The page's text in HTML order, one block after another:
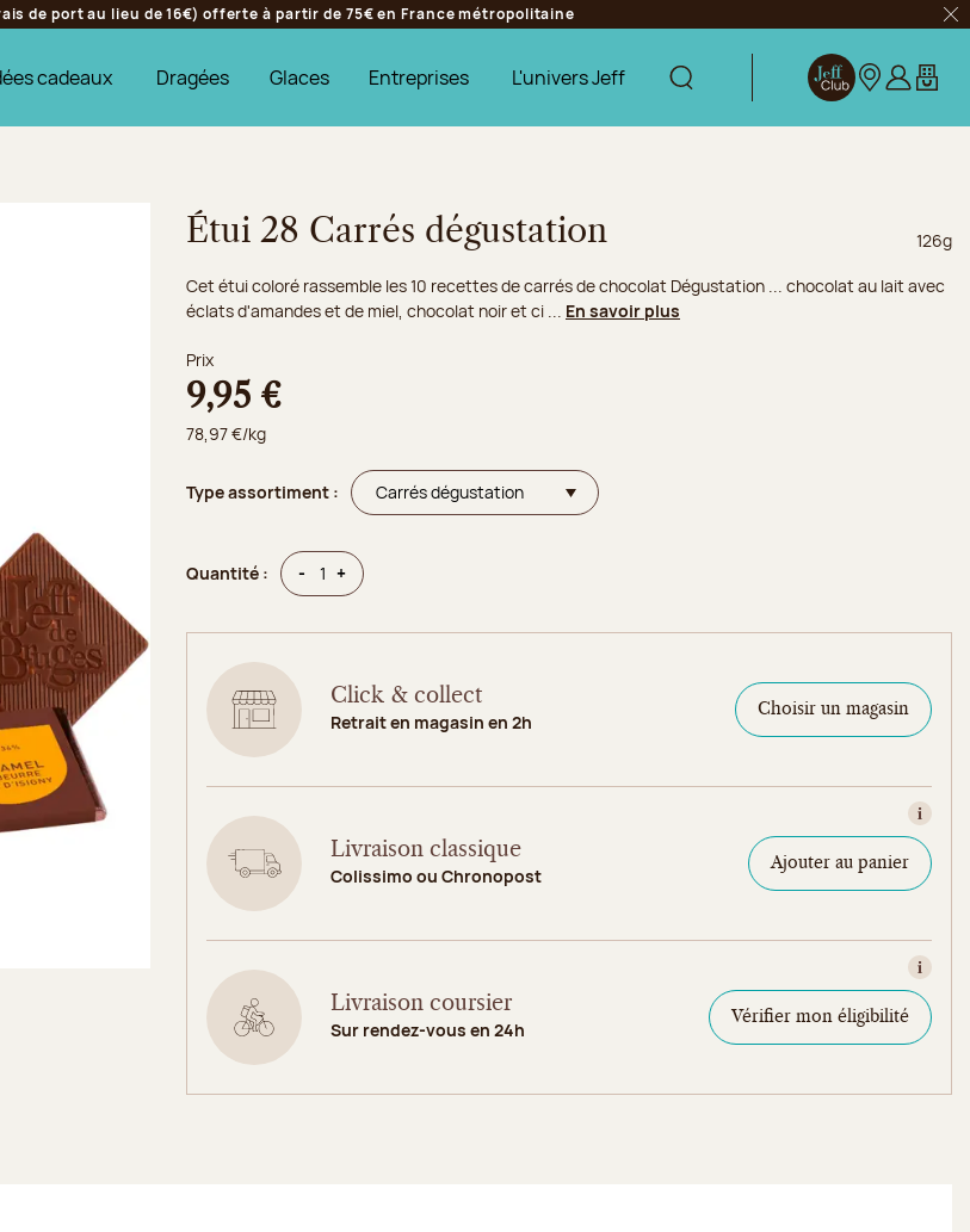
de port au lieu de 16€) offerte à partir de 75€ en France métropolitaine
cadeaux Dragées Glaces Entreprises L'univers Jeff Afficher la rechercheJeff ClubNos Mon
Étui 28 Carrés dégustation Poids
126g
Cet étui coloré rassemble les 10 recettes de carrés de chocolat Dégustation ... chocolat au lait avec
éclats d'amandes et de miel, chocolat noir et ci ... En savoir plus
Prix
9,95 €
78,97 €/kg
Type assortiment :
Quantité : - Quantité
+Quantité
Click & collect
Retrait en magasin en 2h
Choisir un magasin
Livraison classique
Colissimo ou Chronopost
Ajouter au panier
Livraison coursier
Sur rendez-vous en 24h
Vérifier mon éligibilité